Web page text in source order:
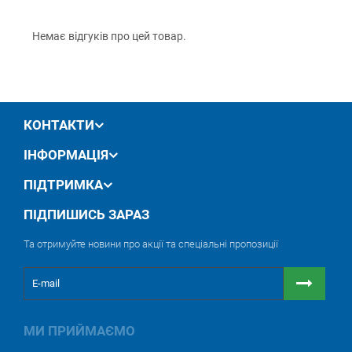
Немає відгуків про цей товар.
КОНТАКТИ
ІНФОРМАЦІЯ
ПІДТРИМКА
ПІДПИШИСЬ ЗАРАЗ
Та отримуйте новини про акції та спеціальні пропозиції
МИ ПРИЙМАЄМО